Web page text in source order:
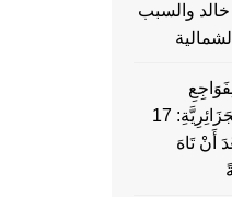
والسبب
الدَّاخِلِ.. الْمُفَارَقَةُ الْقَاتِلَةُ لِلسِّيَاسَةِ الْجَزَائِرِيَّةِ: 17
أَنْ تَاهَ